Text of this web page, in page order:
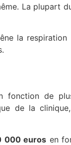
La plupart
la
fonction de
de la
000 euros en